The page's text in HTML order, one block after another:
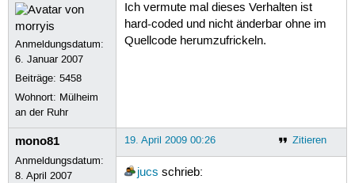
Anmeldungsdatum:
6. Januar 2007
Beiträge:5458
Wohnort: Mülheim
an der Ruhr
Ich vermute mal dieses Verhalten ist
hard-coded und nicht änderbar ohne im
Quellcode herumzufrickeln.
mono81
Anmeldungsdatum:
8. April 2007
Zitieren
19. April 2009 00:26
jucs schrieb: